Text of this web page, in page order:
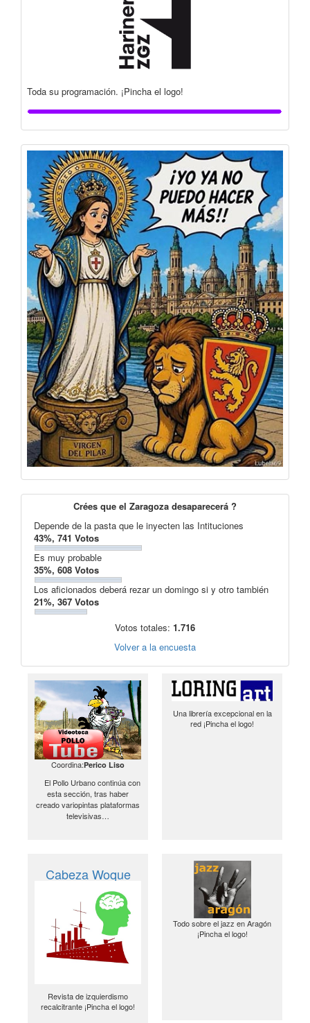
Toda su programación. ¡Pincha el logo!
Crées que el Zaragoza desaparecerá ?
Depende de la pasta que le inyecten las Intituciones
43%, 741 Votos
Es muy probable
35%, 608 Votos
Los aficionados deberá rezar un domingo si y otro también
21%, 367 Votos
Votos totales: 1.716
Volver a la encuesta
Coordina:Perico Liso
El Pollo Urbano continúa con
esta sección, tras haber
creado variopintas plataformas
televisivas…
Una librería excepcional en la
red ¡Pincha el logo!
Cabeza Woque
Revista de izquierdismo
recalcitrante ¡Pincha el logo!
Todo sobre el jazz en Aragón
¡Pincha el logo!